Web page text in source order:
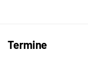
Termine